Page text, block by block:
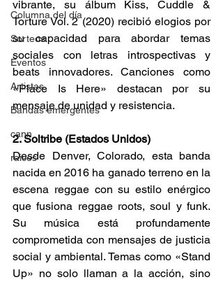
Columna del día
Sorteos
Eventos
Artistas
Bandas emergentes
cann
raices
vibrante, su álbum Kiss, Cuddle &
Torture Vol. 2 (2020) recibió elogios por
su capacidad para abordar temas
sociales con letras introspectivas y
beats innovadores. Canciones como
«Place Is Here» destacan por su
mensaje de unidad y resistencia.
2. Soltribe (Estados Unidos)
Desde Denver, Colorado, esta banda
nacida en 2016 ha ganado terreno en la
escena reggae con su estilo enérgico
que fusiona reggae roots, soul y funk.
Su música está profundamente
comprometida con mensajes de justicia
social y ambiental. Temas como «Stand
Up» no solo llaman a la acción, sino